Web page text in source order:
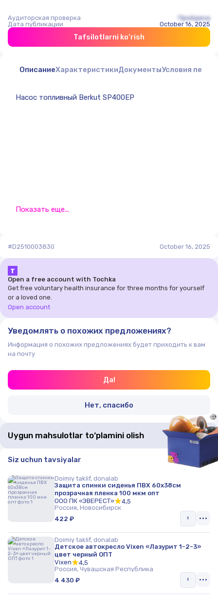
Аудиторская проверка
Пройдена
Дата публикации
October 16, 2025
Tafsilotlarni ko‘rish
ОписаниеХарактеристикиДокументыУсловия
Насос топливный Berkut SP400ЕР
Показать еще...
#D2510003830 October 16, 2025
Т
Open a free account with Tochka
Get free voluntary health insurance for three months for yourself
or a loved one.
Open account
Уведомлять о похожих предложениях?
Информация о похожих предложениях будет приходить к вам
на почту
Да!
Нет, спасибо
Uygun mahsulotlar to‘plamini olish
Siz uchun tavsiyalar
Doimiy taklif, donalab
Защита спинки сиденья ПВХ 60х38см
прозрачная пленка 100 мкм опт
ООО ПК «ЭВЕРЕСТ»
4,5
Россия, Новосибирск
422 ₽
Doimiy taklif, donalab
Детское автокресло Vixen «Лазурит 1-2-3»
цвет черный ОПТ
Vixen
4,5
Россия, Чувашская Республика
4 430 ₽